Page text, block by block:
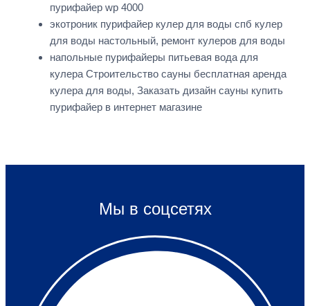
пурифайер wp 4000
экотроник пурифайер кулер для воды спб кулер
для воды настольный, ремонт кулеров для воды
напольные пурифайеры питьевая вода для
кулера Строительство сауны бесплатная аренда
кулера для воды, Заказать дизайн сауны купить
пурифайер в интернет магазине
Мы в соцсетях